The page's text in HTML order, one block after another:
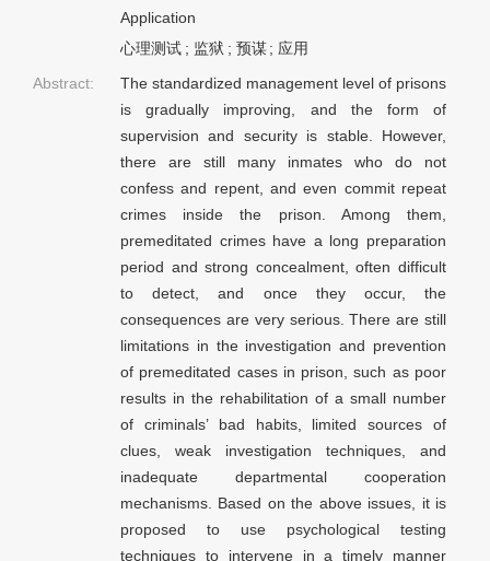
Application
心理测试 ; 监狱 ; 预谋 ; 应用
Abstract:
The standardized management level of prisons
is gradually improving, and the form of
supervision and security is stable. However,
there are still many inmates who do not
confess and repent, and even commit repeat
crimes inside the prison. Among them,
premeditated crimes have a long preparation
period and strong concealment, often difficult
to detect, and once they occur, the
consequences are very serious. There are still
limitations in the investigation and prevention
of premeditated cases in prison, such as poor
results in the rehabilitation of a small number
of criminals’ bad habits, limited sources of
clues, weak investigation techniques, and
inadequate departmental cooperation
mechanisms. Based on the above issues, it is
proposed to use psychological testing
techniques to intervene in a timely manner